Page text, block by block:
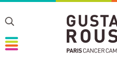
Toggle
Toggle